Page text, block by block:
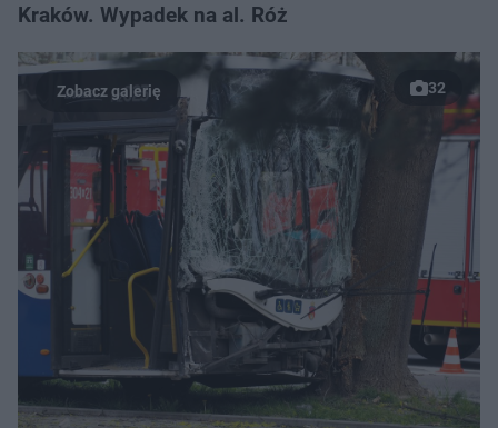
Kraków. Wypadek na al. Róż
32